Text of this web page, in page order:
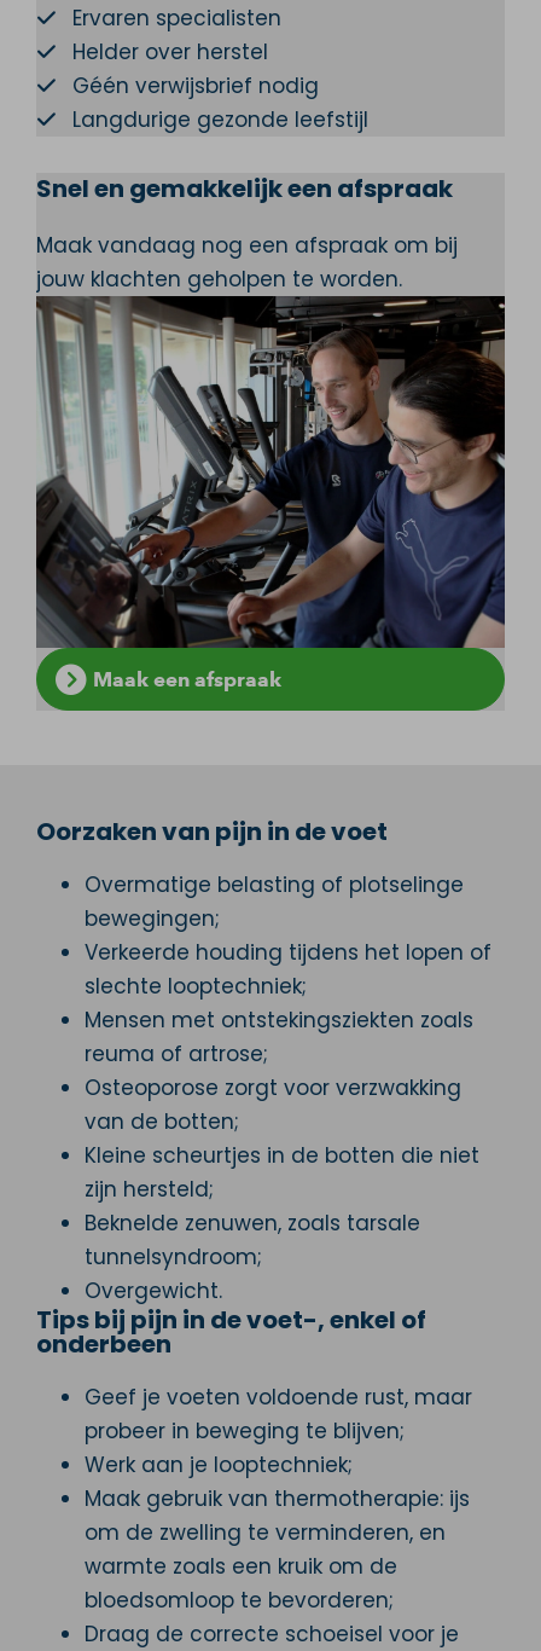
Ervaren specialisten
Helder over herstel
Géén verwijsbrief nodig
Langdurige gezonde leefstijl
Snel en gemakkelijk een afspraak
Maak vandaag nog een afspraak om bij
jouw klachten geholpen te worden.
Maak een afspraak
Oorzaken van pijn in de voet
Overmatige belasting of plotselinge
bewegingen;
Verkeerde houding tijdens het lopen of
slechte looptechniek;
Mensen met ontstekingsziekten zoals
reuma of artrose;
Osteoporose zorgt voor verzwakking
van de botten;
Kleine scheurtjes in de botten die niet
zijn hersteld;
Beknelde zenuwen, zoals tarsale
tunnelsyndroom;
Overgewicht.
Tips bij pijn in de voet-, enkel of
onderbeen
Geef je voeten voldoende rust, maar
probeer in beweging te blijven;
Werk aan je looptechniek;
Maak gebruik van thermotherapie: ijs
om de zwelling te verminderen, en
warmte zoals een kruik om de
bloedsomloop te bevorderen;
Draag de correcte schoeisel voor je